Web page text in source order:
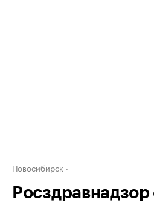
Новосибирск
Росздравнадзор